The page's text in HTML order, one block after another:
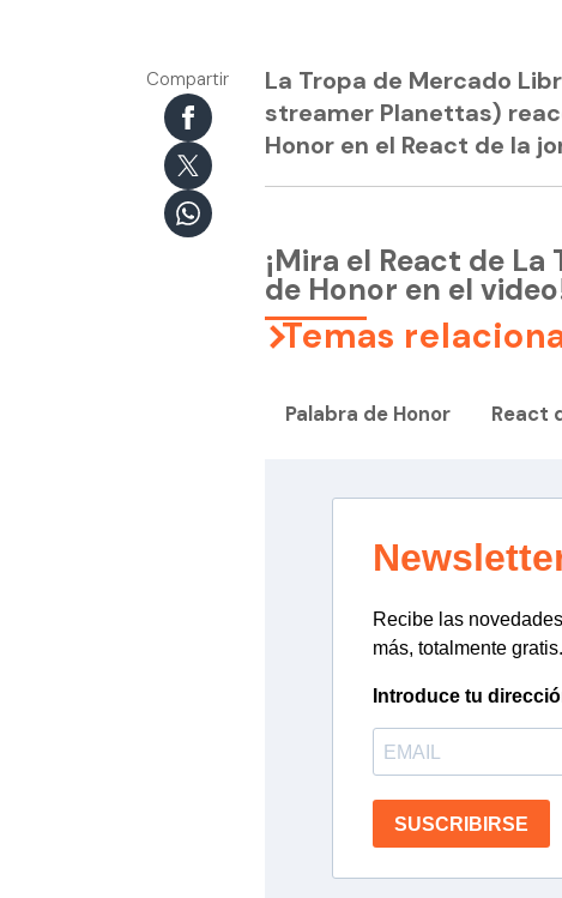
Compartir
La Tropa de Mercado
streamer Planettas)
Honor en el React de la
¡Mira el React de
de Honor en el
Temas
Palabra de Honor React
Recibe las
más, totalmente
Introduce tu
SUSCRIBIRSE